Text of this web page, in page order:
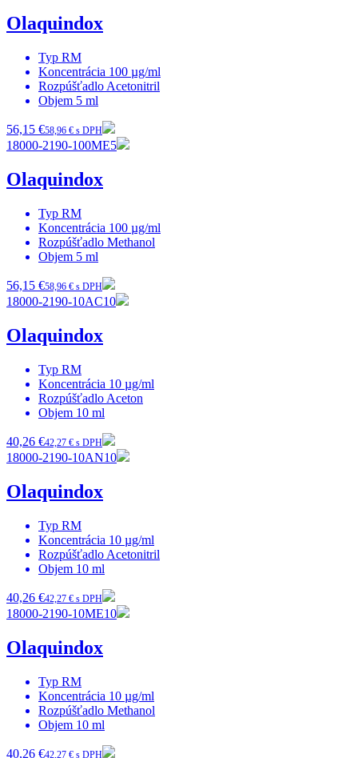
Olaquindox
Typ RM
Koncentrácia 100 µg/ml
Rozpúšťadlo Acetonitril
Objem 5 ml
56,15 €58,96 € s DPH
18000-2190-100ME5
Olaquindox
Typ RM
Koncentrácia 100 µg/ml
Rozpúšťadlo Methanol
Objem 5 ml
56,15 €58,96 € s DPH
18000-2190-10AC10
Olaquindox
Typ RM
Koncentrácia 10 µg/ml
Rozpúšťadlo Aceton
Objem 10 ml
40,26 €42,27 € s DPH
18000-2190-10AN10
Olaquindox
Typ RM
Koncentrácia 10 µg/ml
Rozpúšťadlo Acetonitril
Objem 10 ml
40,26 €42,27 € s DPH
18000-2190-10ME10
Olaquindox
Typ RM
Koncentrácia 10 µg/ml
Rozpúšťadlo Methanol
Objem 10 ml
40,26 €42,27 € s DPH